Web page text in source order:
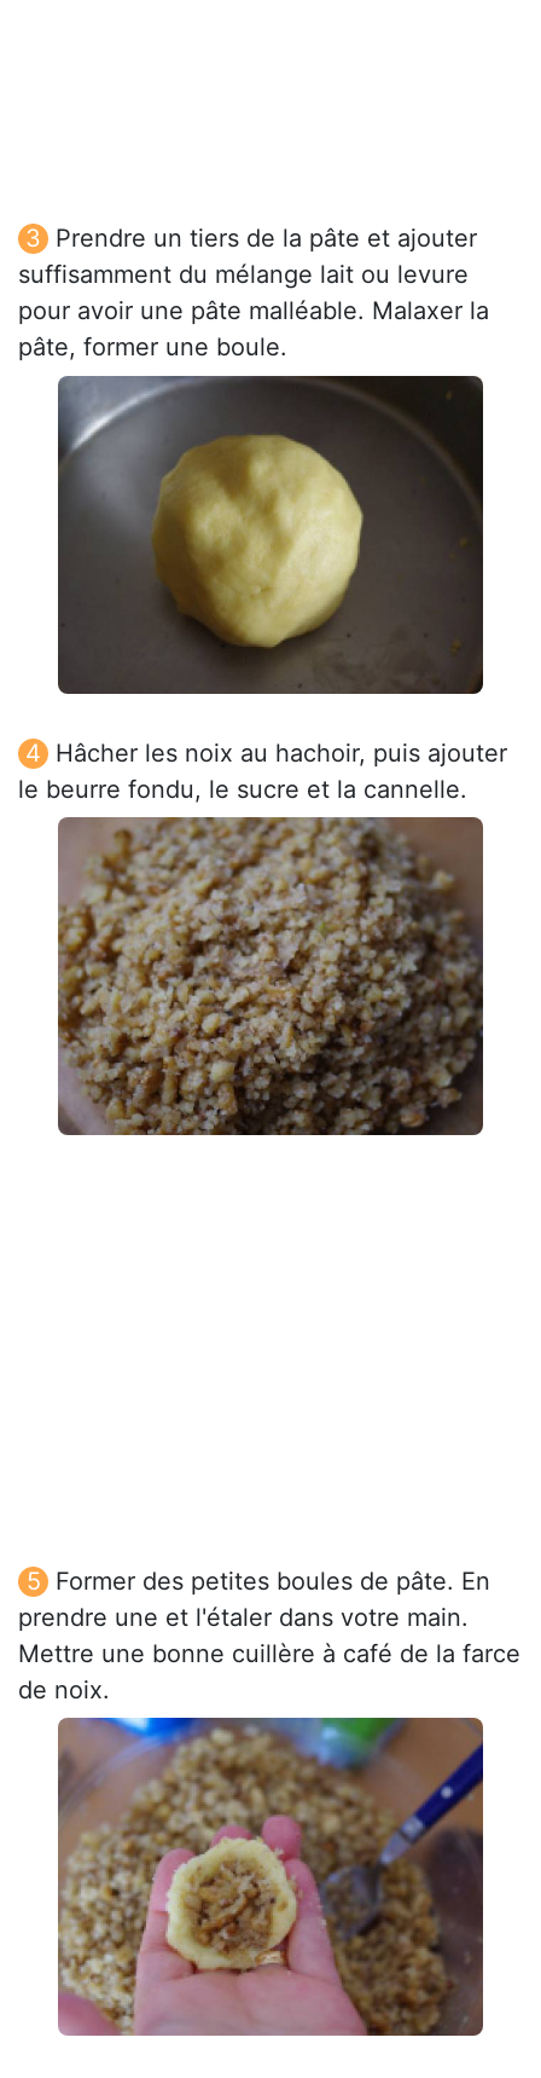
Prendre un tiers de la pâte et ajouter
suffisamment du mélange lait ou levure
pour avoir une pâte malléable. Malaxer la
pâte, former une boule.
Hâcher les noix au hachoir, puis ajouter
le beurre fondu, le sucre et la cannelle.
Former des petites boules de pâte. En
prendre une et l'étaler dans votre main.
Mettre une bonne cuillère à café de la farce
de noix.